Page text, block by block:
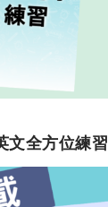
文全方位練習